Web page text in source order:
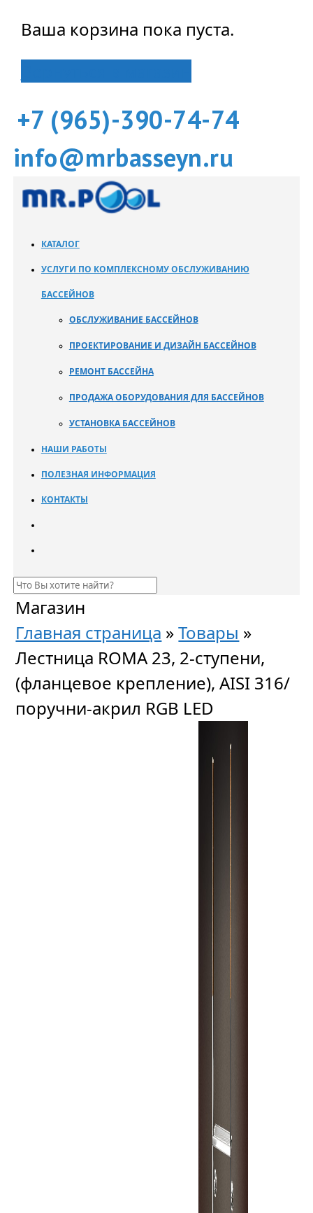
Ваша корзина пока пуста.
+7 (965)-390-74-74
info@mrbasseyn.ru
КАТАЛОГ
УСЛУГИ ПО КОМПЛЕКСНОМУ ОБСЛУЖИВАНИЮ
БАССЕЙНОВ
ОБСЛУЖИВАНИЕ БАССЕЙНОВ
ПРОЕКТИРОВАНИЕ И ДИЗАЙН БАССЕЙНОВ
РЕМОНТ БАССЕЙНА
ПРОДАЖА ОБОРУДОВАНИЯ ДЛЯ БАССЕЙНОВ
УСТАНОВКА БАССЕЙНОВ
НАШИ РАБОТЫ
ПОЛЕЗНАЯ ИНФОРМАЦИЯ
КОНТАКТЫ
Магазин
Главная страница »Товары »
Лестница ROMA 23, 2-ступени,
(фланцевое крепление), AISI 316/
поручни-акрил RGB LED